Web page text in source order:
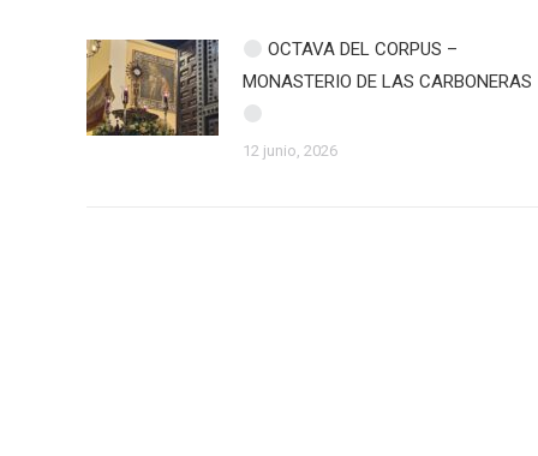
OCTAVA DEL CORPUS –
MONASTERIO DE LAS CARBONERAS
12 junio, 2026